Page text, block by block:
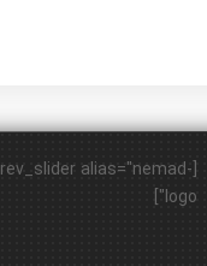
[rev_slider alias="nemad-
logo"]